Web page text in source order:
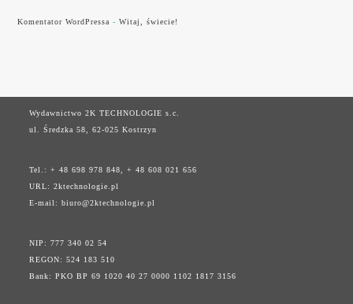
Komentator WordPressa -Witaj, świecie!
Wydawnictwo 2K TECHNOLOGIE s.c.
ul. Średzka 58, 62-025 Kostrzyn
Tel.: + 48 698 978 848, + 48 608 021 656
URL:2ktechnologie.pl
E-mail:biuro@2ktechnologie.pl
NIP: 777 340 02 54
REGON: 524 183 510
Bank: PKO BP 69 1020 40 27 0000 1102 1817 3156